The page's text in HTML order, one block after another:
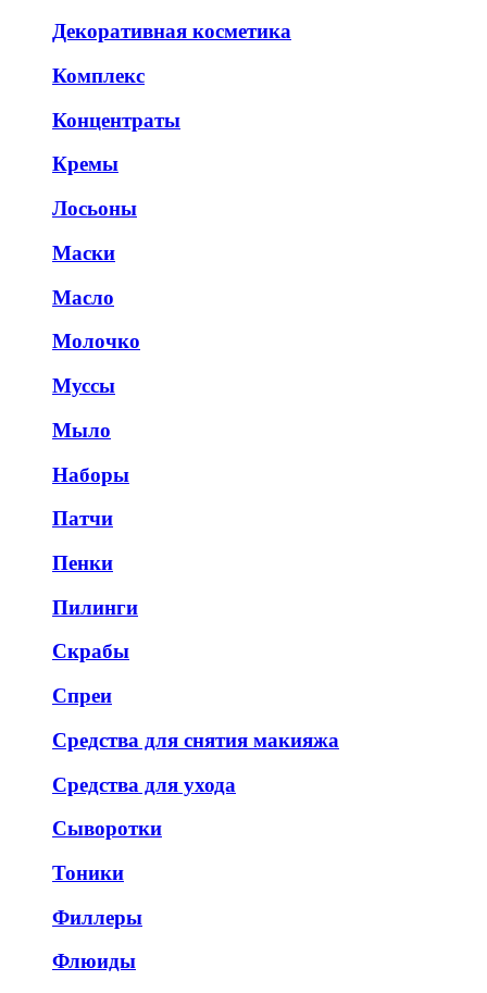
Декоративная косметика
Комплекс
Концентраты
Кремы
Лосьоны
Маски
Масло
Молочко
Муссы
Мыло
Наборы
Патчи
Пенки
Пилинги
Скрабы
Спреи
Средства для снятия макияжа
Средства для ухода
Сыворотки
Тоники
Филлеры
Флюиды